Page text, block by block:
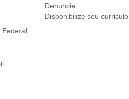
Federal
Denuncie
Disponibilize seu currículo